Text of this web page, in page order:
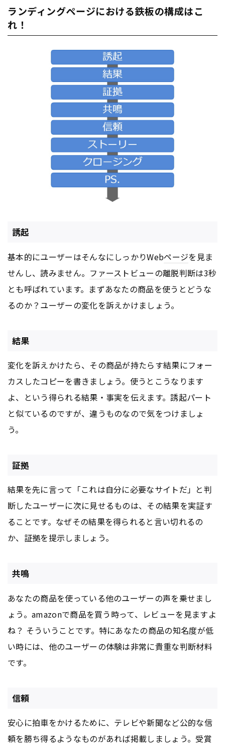
ランディングページにおける鉄板の構成はこ
れ！
誘起
基本的にユーザーはそんなにしっかりWebページを見ま
せんし、読みません。 ファーストビューの離脱判断は3秒
とも呼ばれています。まずあなたの商品を使うとどうな
るのか？ユーザーの変化を訴えかけましょう。
結果
変化を訴えかけたら、その商品が持たらす結果にフォー
カスしたコピーを書きましょう。使うとこうなります
よ、という得られる結果・事実を伝えます。誘起パート
と似ているのですが、違うものなので気をつけましょ
う。
証拠
結果を先に言って「これは自分に必要なサイトだ」と判
断したユーザーに次に見せるものは、その結果を実証す
ることです。なぜその結果を得られると言い切れるの
か、証拠を提示しましょう。
共鳴
あなたの商品を使っている他のユーザーの声を乗せまし
ょう。amazonで商品を買う時って、レビューを見ますよ
ね？ そういうことです。特にあなたの商品の知名度が低
い時には、他のユーザーの体験は非常に貴重な判断材料
です。
信頼
安心に拍車をかけるために、テレビや新聞など公的な信
頼を勝ち得るようなものがあれば掲載しましょう。受賞